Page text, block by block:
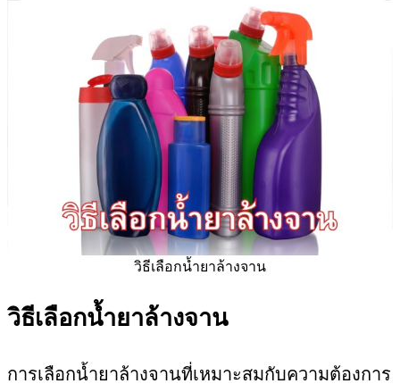
วิธีเลือกน้ำยาล้างจาน
วิธีเลือกน้ำยาล้างจาน
การเลือกน้ำยาล้างจานที่เหมาะสมกับความต้องการ